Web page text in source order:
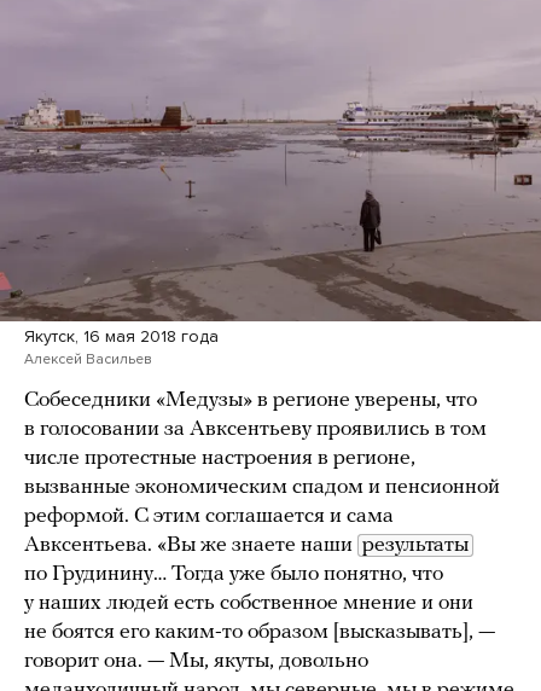
Якутск, 16 мая 2018 года
Алексей Васильев
Собеседники «Медузы» в регионе уверены, что
в голосовании за Авксентьеву проявились в том
числе протестные настроения в регионе,
вызванные экономическим спадом и пенсионной
реформой. С этим соглашается и сама
Авксентьева. «Вы же знаете наши результаты
по Грудинину… Тогда уже было понятно, что
у наших людей есть собственное мнение и они
не боятся его каким-то образом [высказывать], —
говорит она. — Мы, якуты, довольно